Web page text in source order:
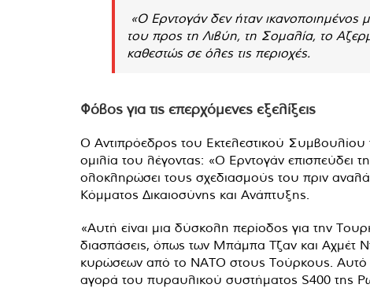
«Ο Ερντογάν δεν ήταν ικανοποιημένος
του προς τη Λιβύη, τη Σομαλία, το
καθεστώς σε όλες τις περιοχές.
Φόβος για τις επερχόμενες εξελίξεις
Ο Αντιπρόεδρος του Εκτελεστικού
ομιλία του λέγοντας: «Ο Ερντογάν επισπεύδει
ολοκληρώσει τους σχεδιασμούς του πριν
Κόμματος Δικαιοσύνης και Ανάπτυξης.
«Αυτή είναι μια δύσκολη περίοδος για την
διασπάσεις, όπως των Μπάμπα Τζαν και Αχμέτ
κυρώσεων από το ΝΑΤΟ στους Τούρκους. Αυτό
αγορά του πυραυλικού συστήματος S400 της